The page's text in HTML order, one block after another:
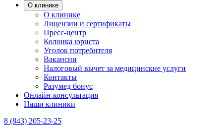
О клинике
О клинике
Лицензии и сертификаты
Пресс-центр
Колонка юриста
Уголок потребителя
Вакансии
Налоговый вычет за медицинские услуги
Контакты
Разумед бонус
Онлайн-консультация
Наши клиники
8 (843) 205-23-25